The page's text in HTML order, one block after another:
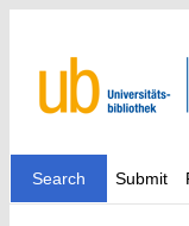
Search Submit